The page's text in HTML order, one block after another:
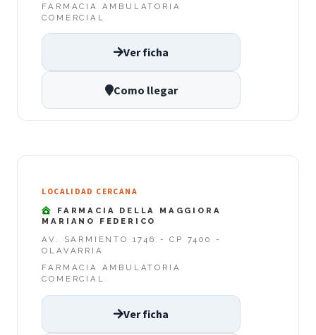
FARMACIA AMBULATORIA
COMERCIAL
Ver ficha
Como llegar
LOCALIDAD CERCANA
FARMACIA DELLA MAGGIORA
MARIANO FEDERICO
AV. SARMIENTO 1746 - CP 7400 -
OLAVARRIA
FARMACIA AMBULATORIA
COMERCIAL
Ver ficha